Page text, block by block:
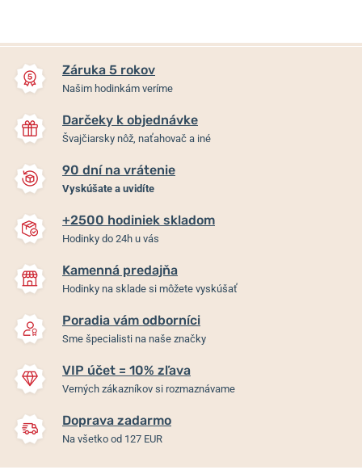
Záruka 5 rokov
Našim hodinkám veríme
Darčeky k objednávke
Švajčiarsky nôž, naťahovač a iné
90 dní na vrátenie
Vyskúšate a uvidíte
+2500 hodiniek skladom
Hodinky do 24h u vás
Kamenná predajňa
Hodinky na sklade si môžete vyskúšať
Poradia vám odborníci
Sme špecialisti na naše značky
VIP účet = 10% zľava
Verných zákazníkov si rozmaznávame
Doprava zadarmo
Na všetko od 127 EUR